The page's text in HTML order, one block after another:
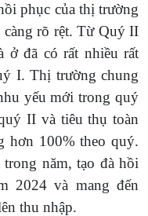
phục của thị trường
rõ rệt. Từ Quý II
ở đã có rất nhiều rất
I. Thị trường chung
yếu mới trong quý
II và tiêu thụ toàn
hơn 100% theo quý.
năm, tạo đà hồi
2024 và mang đến
thu nhập.